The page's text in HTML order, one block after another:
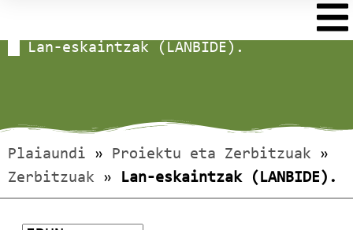
Lan-eskaintzak (LANBIDE).
Plaiaundi » Proiektu eta Zerbitzuak »
Zerbitzuak » Lan-eskaintzak (LANBIDE).